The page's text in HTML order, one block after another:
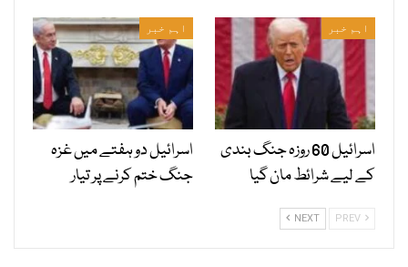
اہم خبر
اسرائیل 60 روزہ جنگ بندی
کے لیے شرائط مان گیا
اہم خبر
اسرائیل دو ہفتے میں غزہ
جنگ ختم کرنے پر تیار
NEXT